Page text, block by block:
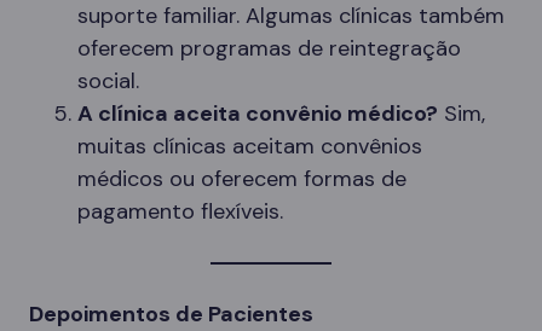
suporte familiar. Algumas clínicas também
oferecem programas de reintegração
social.
A clínica aceita convênio médico? Sim,
muitas clínicas aceitam convênios
médicos ou oferecem formas de
pagamento flexíveis.
Depoimentos de Pacientes